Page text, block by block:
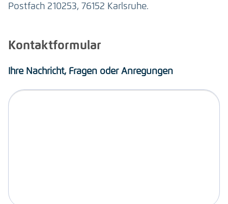
Postfach 210253, 76152 Karlsruhe.
Kontaktformular
Ihre Nachricht, Fragen oder Anregungen